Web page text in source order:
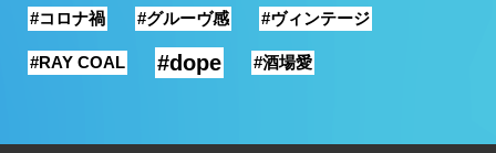
#コロナ禍 #グルーヴ感 #ヴィンテージ
#RAY COAL #dope #酒場愛